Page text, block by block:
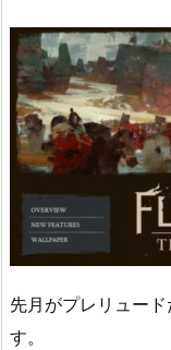
先月がプレリュー
す。